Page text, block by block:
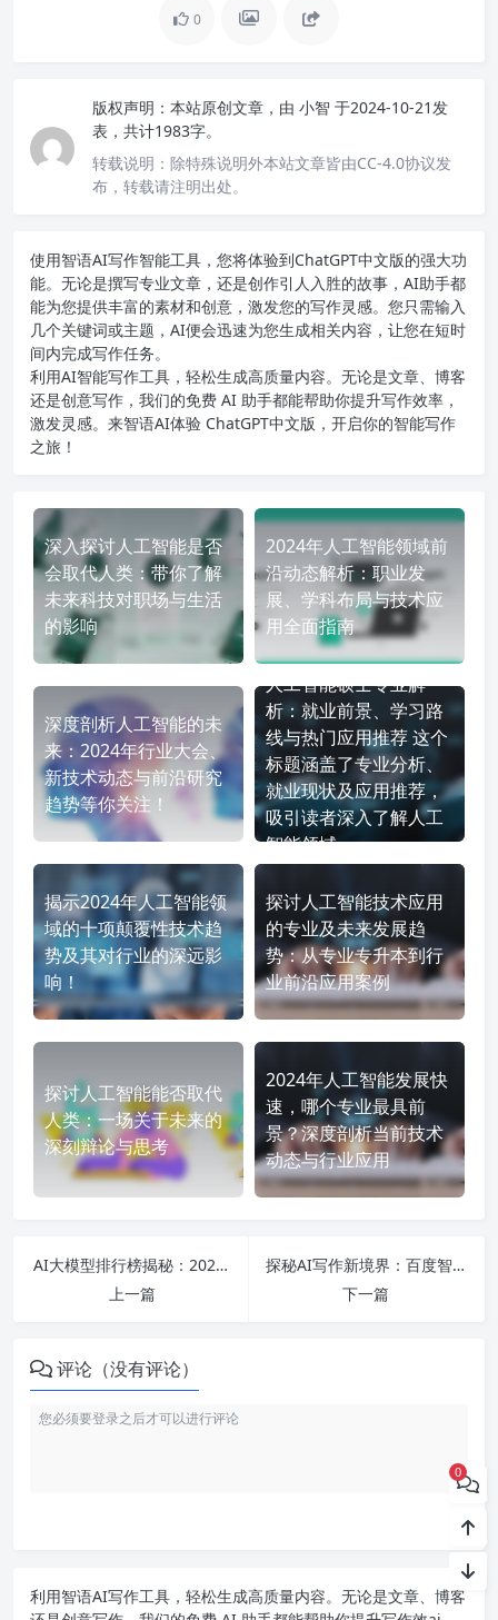
0
版权声明： 本站原创文章，由 小智 于2024-10-21发
表，共计1983字。
转载说明： 除特殊说明外本站文章皆由CC-4.0协议发
布，转载请注明出处。
使用智语AI写作智能工具，您将体验到ChatGPT中文版的强大功
能。无论是撰写专业文章，还是创作引人入胜的故事，AI助手都
能为您提供丰富的素材和创意，激发您的写作灵感。您只需输入
几个关键词或主题，AI便会迅速为您生成相关内容，让您在短时
间内完成写作任务。
利用AI智能写作工具，轻松生成高质量内容。无论是文章、博客
还是创意写作，我们的免费 AI 助手都能帮助你提升写作效率，
激发灵感。来智语AI体验 ChatGPT中文版 ，开启你的智能写作
之旅！
深入探讨人工智能是否
会取代人类：带你了解
未来科技对职场与生活
的影响
2024年人工智能领域前
沿动态解析：职业发
展、学科布局与技术应
用全面指南
深度剖析人工智能的未
来：2024年行业大会、
新技术动态与前沿研究
趋势等你关注！
人工智能硕士专业解
析：就业前景、学习路
线与热门应用推荐 这个
标题涵盖了专业分析、
就业现状及应用推荐，
吸引读者深入了解人工
智能领域。
揭示2024年人工智能领
域的十项颠覆性技术趋
势及其对行业的深远影
响！
探讨人工智能技术应用
的专业及未来发展趋
势：从专业专升本到行
业前沿应用案例
探讨人工智能能否取代
人类：一场关于未来的
深刻辩论与思考
2024年人工智能发展快
速，哪个专业最具前
景？深度剖析当前技术
动态与行业应用
AI大模型排行榜揭秘：2023年度国内十大技术巨头与应用前景详解
上一篇
探秘AI写作新境界：百度智能创作平台如何助你轻松撰写优质文章与诗歌！
下一篇
评论（没有评论）
利用智语AI写作工具，轻松生成高质量内容。无论是文章、博客
0